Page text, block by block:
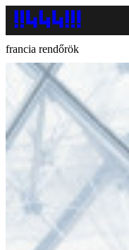
francia rendőrök